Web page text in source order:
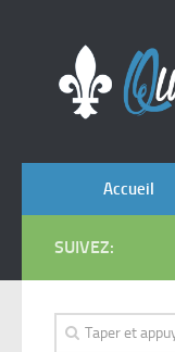
Accueil
SUIVEZ: